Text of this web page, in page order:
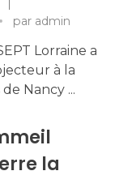
par admin
Lorraine a
à la
Nancy ...
la